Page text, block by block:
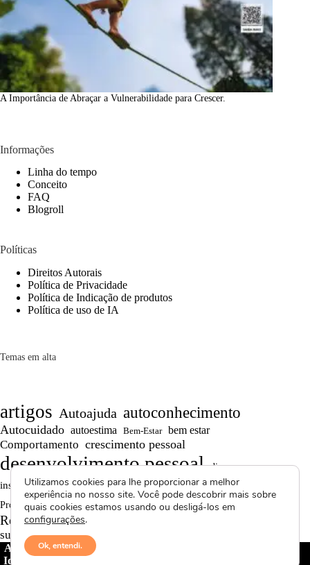
A Importância de Abraçar a Vulnerabilidade para Crescer.
Informações
Linha do tempo
Conceito
FAQ
Blogroll
Políticas
Direitos Autorais
Política de Privacidade
Política de Indicação de produtos
Política de uso de IA
Temas em alta
artigos Autoajuda autoconhecimento
Autocuidado autoestima Bem-Estar bem estar
Comportamento crescimento pessoal
desenvolvimento pessoal dicas
inspiração Motivação Persistência produtividade
Projetos autorais reflexão Reflexões
Reflexões de Vida
superação textos curtos
Avctoris Copyright ©
Ideias
Utilizamos cookies para lhe proporcionar a melhor
experiência no nosso site. Você pode descobrir mais sobre
quais cookies estamos usando ou desligá-los em
configurações.
Ok, entendi.